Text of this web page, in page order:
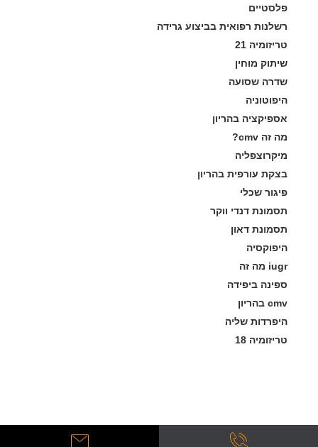
פלסטיים
רשלנות רפואית בביצוע גרידה
טריזומיה 21
שיתוק מוחין
שדרה שסועה
היפוטוניה
אספיקציה בהריון
מה זה cmv?
מיקרוצפליה
בצקת עורפית בהריון
פיגור שכלי
תסמונת דנדי ווקר
תסמונת דאון
היפוקסיה
iugr מה זה
ספינה ביפידה
cmv בהריון
היפרדות שליה
טריזומיה 18